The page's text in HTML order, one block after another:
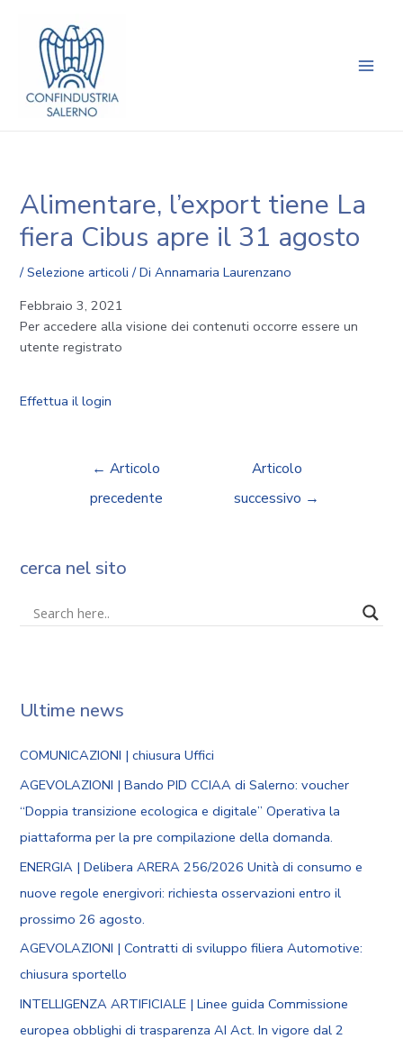
contenuto
Alimentare, l’export tiene La
fiera Cibus apre il 31 agosto
/Selezione articoli / DiAnnamaria Laurenzano
Febbraio 3, 2021
Per accedere alla visione dei contenuti occorre essere un
utente registrato
Effettua il login
articoli
← Articolo
precedente
Articolo
successivo →
cerca nel sito
Ultime news
COMUNICAZIONI | chiusura Uffici
AGEVOLAZIONI | Bando PID CCIAA di Salerno: voucher
“Doppia transizione ecologica e digitale” Operativa la
piattaforma per la pre compilazione della domanda.
ENERGIA | Delibera ARERA 256/2026 Unità di consumo e
nuove regole energivori: richiesta osservazioni entro il
prossimo 26 agosto.
AGEVOLAZIONI | Contratti di sviluppo filiera Automotive:
chiusura sportello
INTELLIGENZA ARTIFICIALE | Linee guida Commissione
europea obblighi di trasparenza AI Act. In vigore dal 2